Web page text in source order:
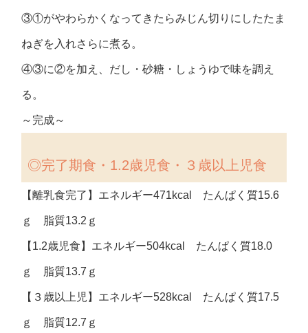
③①がやわらかくなってきたらみじん切りにしたたま
ねぎを入れさらに煮る。
④③に②を加え、だし・砂糖・しょうゆで味を調え
る。
～完成～
◎完了期食・1.2歳児食・３歳以上児食
【離乳食完了】エネルギー471kcal たんぱく質15.6
ｇ 脂質13.2ｇ
【1.2歳児食】エネルギー504kcal たんぱく質18.0
ｇ 脂質13.7ｇ
【３歳以上児】エネルギー528kcal たんぱく質17.5
ｇ 脂質12.7ｇ